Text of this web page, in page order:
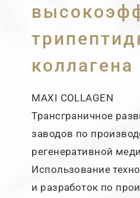
коллагена
MAXI COLLAGEN
Трансграничное
заводов по
регенеративной
Использование
и разработок по